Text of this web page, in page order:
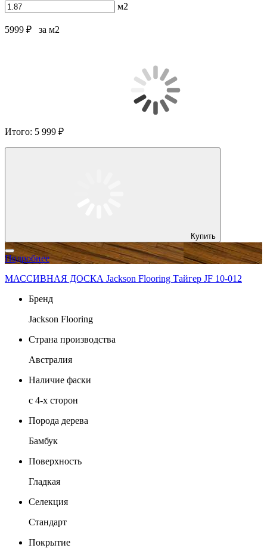
м2
5999 ₽ за м2
Итого: 5 999 ₽
Купить
Подробнее
МАССИВНАЯ ДОСКА Jackson Flooring Тайгер JF 10-012
Бренд
Jackson Flooring
Страна производства
Австралия
Наличие фаски
с 4-х сторон
Порода дерева
Бамбук
Поверхность
Гладкая
Селекция
Стандарт
Покрытие